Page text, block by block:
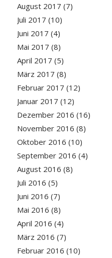
August 2017 (7)
Juli 2017 (10)
Juni 2017 (4)
Mai 2017 (8)
April 2017 (5)
März 2017 (8)
Februar 2017 (12)
Januar 2017 (12)
Dezember 2016 (16)
November 2016 (8)
Oktober 2016 (10)
September 2016 (4)
August 2016 (8)
Juli 2016 (5)
Juni 2016 (7)
Mai 2016 (8)
April 2016 (4)
März 2016 (7)
Februar 2016 (10)